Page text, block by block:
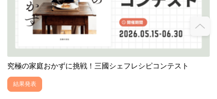
究極の家庭おかずに挑戦！三國シェフレシピコンテスト
結果発表